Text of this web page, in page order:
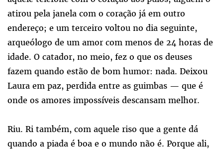
atirou pela janela com o coração já em outro
endereço; e um terceiro voltou no dia seguinte,
arqueólogo de um amor com menos de 24 horas de
idade. O catador, no meio, fez o que os deuses
fazem quando estão de bom humor: nada. Deixou
Laura em paz, perdida entre as guimbas — que é
onde os amores impossíveis descansam melhor.
Riu. Ri também, com aquele riso que a gente dá
quando a piada é boa e o mundo não é. Porque ali,